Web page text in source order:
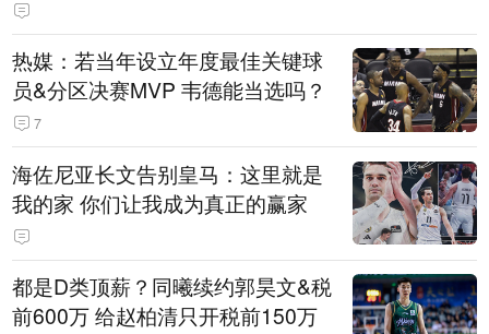
热媒：若当年设立年度最佳关键球
员&分区决赛MVP 韦德能当选吗？
7
海佐尼亚长文告别皇马：这里就是
我的家 你们让我成为真正的赢家
都是D类顶薪？同曦续约郭昊文&税
前600万 给赵柏清只开税前150万